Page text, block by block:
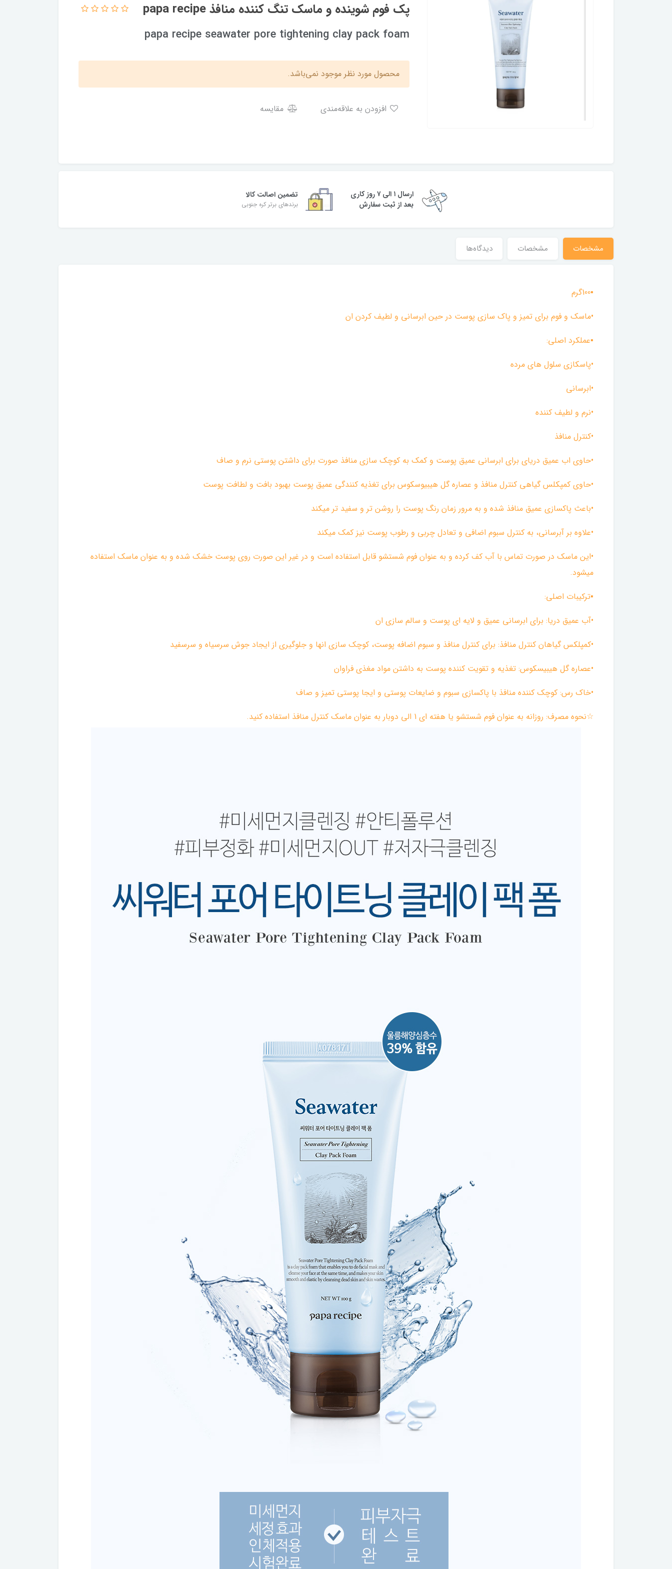
پک فوم شوینده و ماسک تنگ کننده منافذ papa recipe
papa recipe seawater pore tightening clay pack foam
محصول مورد نظر موجود نمی‌باشد.
مقایسه
ارسال ۱ الی ۷ روز کاری
بعد از ثبت سفارش
تضمین اصالت کالا
برندهای برتر کره جنوبی
مشخصات مشخصات دیدگاه‌ها
▪︎100گرم
•ماسک و فوم برای تمیز و پاک سازی پوست در حین ابرسانی و لطیف کردن ان
▪︎عملکرد اصلی:
•پاسکازی سلول های مرده
•ابرسانی
•نرم و لطیف کننده
•کنترل منافذ
•حاوی اب عمیق دریای برای ابرسانی عمیق پوست و کمک به کوچک سازی منافذ صورت برای داشتن پوستی نرم و صاف
•حاوی کمپکلس گیاهی کنترل منافذ و عصاره گل هیبیوسکوس برای تغذیه کنندگی عمیق پوست بهبود بافت و لطافت پوست
•باعث پاکسازی عمیق منافذ شده و به مرور زمان رنگ پوست را روشن تر و سفید تر میکند
•علاوه بر آبرسانی، به کنترل سبوم اضافی و تعادل چربی و رطوب پوست نیز کمک میکند
•این ماسک در صورت تماس با آب کف کرده و به عنوان فوم شستشو قابل استفاده است و در غیر این صورت روی پوست خشک شده و به عنوان ماسک استفاده
میشود.
▪︎ترکیبات اصلی:
•آب عمیق دریا: برای ابرسانی عمیق و لایه ای پوست و سالم سازی ان
•کمپلکس گیاهان کنترل منافذ: برای کنترل منافذ و سبوم اضافه پوست، کوچک سازی انها و جلوگیری از ایجاد جوش سرسیاه و سرسفید
•عصاره گل هیبیسکوس: تغذیه و تقویت کننده پوست به داشتن مواد مغذی فراوان
•خاک رس: کوچک کننده منافذ با پاکسازی سبوم و ضایعات پوستی و ایجا پوستی تمیز و صاف
☆نحوه مصرف: روزانه به عنوان فوم شستشو یا هفته ای 1 الی دوبار به عنوان ماسک کنترل منافذ استفاده کنید.